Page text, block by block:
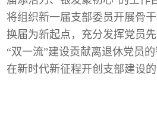
将组织新一届支部委员开展骨
换届为新起点，充分发挥党员
“双一流”建设贡献离退休党员的
在新时代新征程开创支部建设的